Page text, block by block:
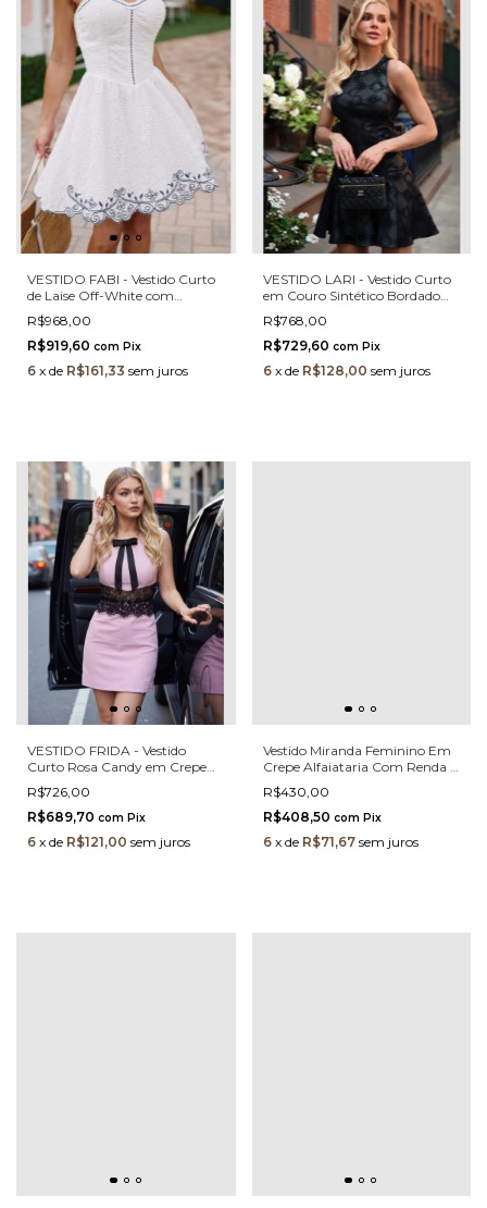
VESTIDO FABI - Vestido Curto
de Laise Off-White com
Bordado Azul-Marinho Caribe
R$968,00
R$919,60 com Pix
6 x de R$161,33 sem juros
VESTIDO LARI - Vestido Curto
em Couro Sintético Bordado
Moonstone com Saia Rodada
R$768,00
R$729,60 com Pix
6 x de R$128,00 sem juros
VESTIDO FRIDA - Vestido
Curto Rosa Candy em Crepe
com Renda Chantilly e Laço
Estruturado Grace
R$726,00
R$689,70 com Pix
6 x de R$121,00 sem juros
Vestido Miranda Feminino Em
Crepe Alfaiataria Com Renda E
Gola Boneca Bordada Com
Pedrarias
R$430,00
R$408,50 com Pix
6 x de R$71,67 sem juros